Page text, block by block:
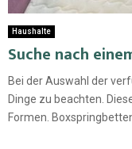
Haushalte
Suche nach
Bei der Auswahl der
Dinge zu beachten.
Formen.